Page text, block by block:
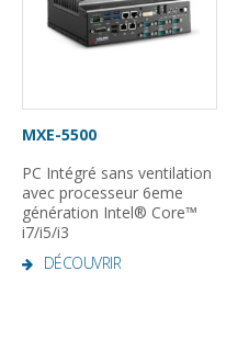
MXE-5500
PC Intégré sans ventilation
avec processeur 6eme
génération Intel® Core™
i7/i5/i3
DÉCOUVRIR